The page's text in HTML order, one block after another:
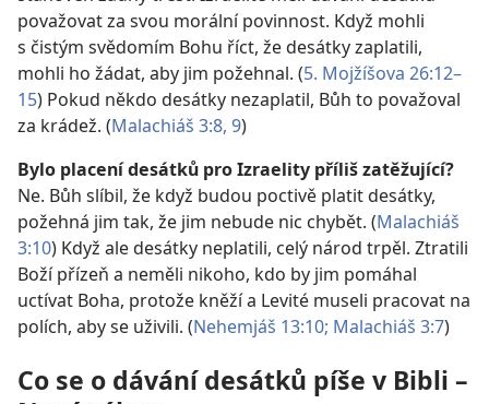
považovat za svou morální povinnost. Když mohli
s čistým svědomím Bohu říct, že desátky zaplatili,
mohli ho žádat, aby jim požehnal. (5. Mojžíšova 26:12–
15) Pokud někdo desátky nezaplatil, Bůh to považoval
za krádež. (Malachiáš 3:8, 9)
Bylo placení desátků pro Izraelity příliš zatěžující?
Ne. Bůh slíbil, že když budou poctivě platit desátky,
požehná jim tak, že jim nebude nic chybět. (Malachiáš
3:10) Když ale desátky neplatili, celý národ trpěl. Ztratili
Boží přízeň a neměli nikoho, kdo by jim pomáhal
uctívat Boha, protože kněží a Levité museli pracovat na
polích, aby se uživili. (Nehemjáš 13:10; Malachiáš 3:7)
Co se o dávání desátků píše v Bibli –